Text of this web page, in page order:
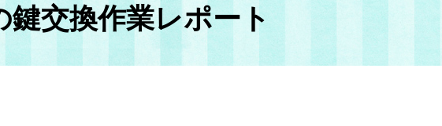
交換作業レポート